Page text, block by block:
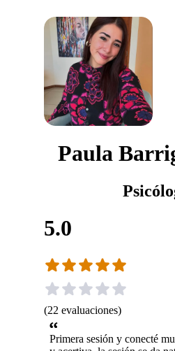
Paula
5.0
(22 evaluaciones)
Primera sesión y conecté